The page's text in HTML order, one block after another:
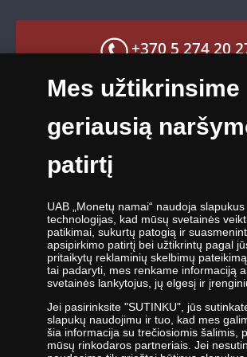
Greitas pristatymas
Slapukų nustatymai
Facebook paskyra
YouTube paskyra
TikTok paskyra
+370 5 274 20
info@monetunamai.lt
Darbo dienomis nuo 9:00 iki
UAB „Monetų namai“ - žymiausių pasaulio
oficiali kolekcinių monetų ir medalių platintoja
metų veikianti UAB „Monetų namai“ priklauso
įmonių grupei.
Viena didžiausių numizmatinių gaminių
,,Samlerhuset Group“ turi padalinius 14-oje
Mes užtikrinsime
geriausią
patirtį
UAB „Monetų namai“ naudoja
technologijas, kad mūsų svetainės
patikimai, sukurtų patogią ir
apsipirkimo patirtį bei užtikrintų pagal
pritaikytų reklaminių skelbimų
tai padaryti, mes renkame informaciją
svetainės lankytojus, jų elgesį ir
Jei pasirinksite "SUTINKU", jūs
slapukų naudojimu ir tuo, kad mes
šia informacija su trečiosiomis šalimis,
mūsų rinkodaros partneriais. Jei